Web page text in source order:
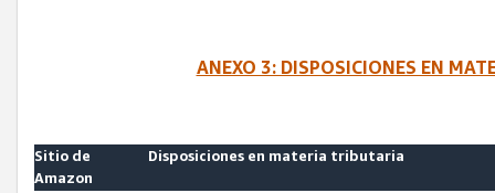
ANEXO 3: DISPOSICIONES EN
Sitio de
Amazon
Disposiciones en materia tributaria